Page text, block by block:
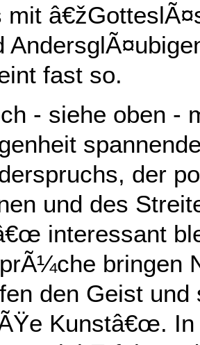
mit
fast so.
- siehe oben -
der
und des
interessant
bringen
den Geist und
Kunstâ€œ.